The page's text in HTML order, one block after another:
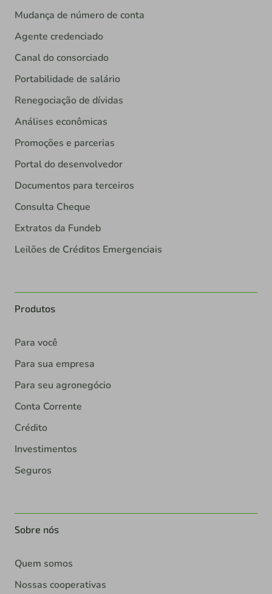
Mudança de número de conta
Agente credenciado
Canal do consorciado
Portabilidade de salário
Renegociação de dívidas
Análises econômicas
Promoções e parcerias
Portal do desenvolvedor
Documentos para terceiros
Consulta Cheque
Extratos da Fundeb
Leilões de Créditos Emergenciais
Produtos
Para você
Para sua empresa
Para seu agronegócio
Conta Corrente
Crédito
Investimentos
Seguros
Sobre nós
Quem somos
Nossas cooperativas